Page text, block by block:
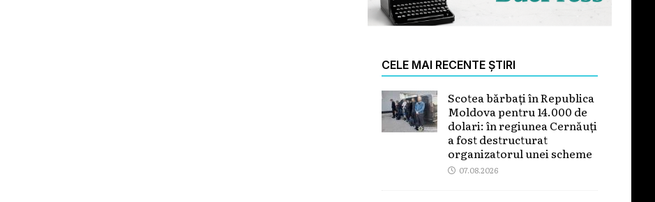
CELE MAI RECENTE ȘTIRI
Scotea bărbați în Republica
Moldova pentru 14.000 de
dolari: în regiunea Cernăuți
a fost destructurat
organizatorul unei scheme
07.08.2026